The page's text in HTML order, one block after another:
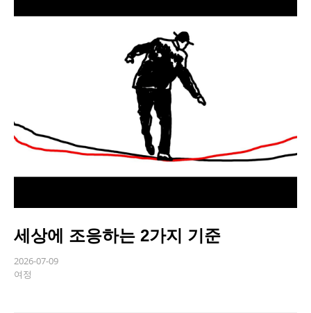
세상에 조응하는 2가지 기준
2026-07-09
여정